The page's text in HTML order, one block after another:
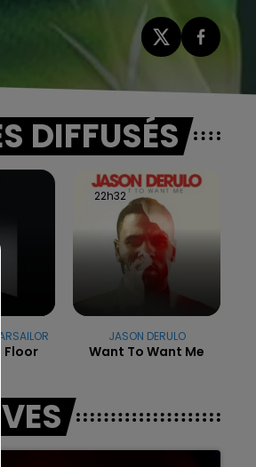
L'ÉTÉ
DIFFUSÉS
Floor
22h32
22h32
JASON DERULO
Want To Want Me